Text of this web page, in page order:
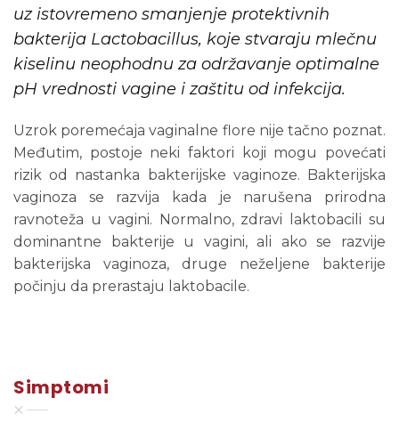
uz istovremeno smanjenje protektivnih
bakterija Lactobacillus, koje stvaraju mlečnu
kiselinu neophodnu za održavanje optimalne
pH vrednosti vagine i zaštitu od infekcija.
Uzrok poremećaja vaginalne flore nije tačno poznat.
Međutim, postoje neki faktori koji mogu povećati
rizik od nastanka bakterijske vaginoze. Bakterijska
vaginoza se razvija kada je narušena prirodna
ravnoteža u vagini. Normalno, zdravi laktobacili su
dominantne bakterije u vagini, ali ako se razvije
bakterijska vaginoza, druge neželjene bakterije
počinju da prerastaju laktobacile.
Simptomi